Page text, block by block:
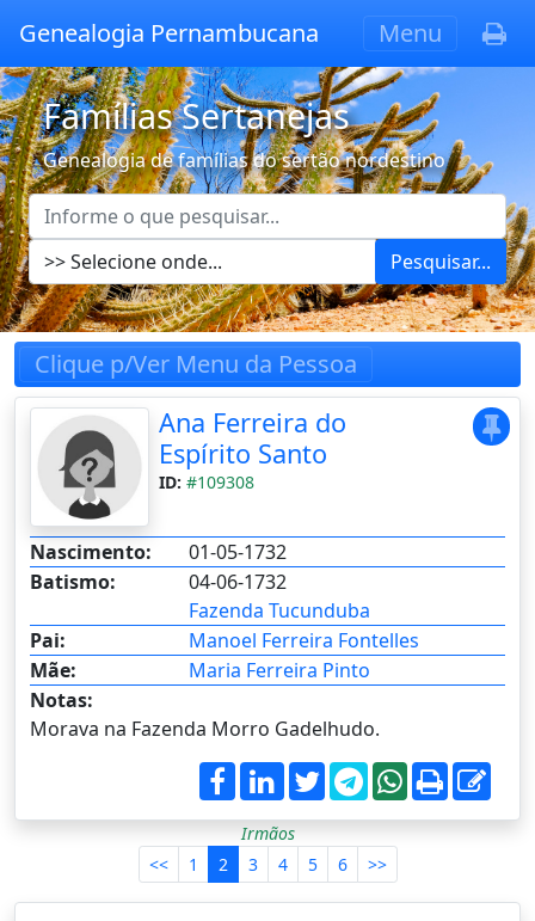
Genealogia Pernambucana Menu
Famílias Sertanejas
Genealogia de famílias do sertão nordestino
Pesquisar...
Clique p/Ver Menu da Pessoa
Ana Ferreira do
Espírito Santo
ID: #109308
Nascimento:
01-05-1732
Batismo:
04-06-1732
Fazenda Tucunduba
Pai:
Manoel Ferreira Fontelles
Mãe:
Maria Ferreira Pinto
Notas:
Morava na Fazenda Morro Gadelhudo.
Irmãos
<<
1 2 3 4 5 6 >>